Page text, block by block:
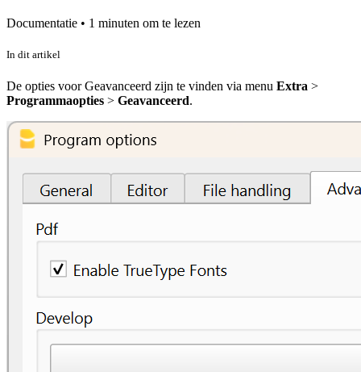
Documentatie • 1 minuten om te lezen
In dit artikel
De opties voor Geavanceerd zijn te vinden via menu Extra >
Programmaopties > Geavanceerd.